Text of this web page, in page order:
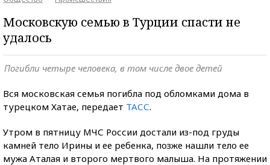
Московскую семью в Турции спасти не
удалось
Погибли четыре человека, в том числе двое детей
Вся московская семья погибла под обломками дома в
турецком Хатае, передает ТАСС.
Утром в пятницу МЧС России достали из-под груды
камней тело Ирины и ее ребенка, позже нашли тело ее
мужа Аталая и второго мертвого малыша. На протяжении